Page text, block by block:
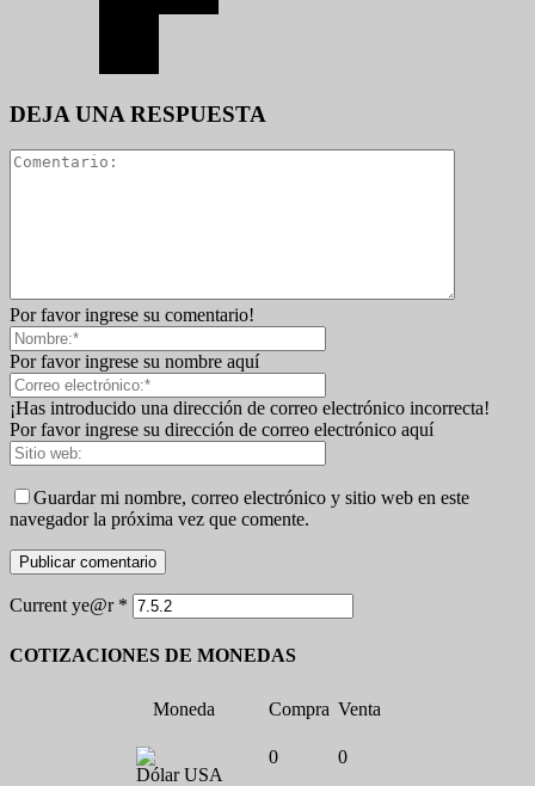
DEJA UNA RESPUESTA
Por favor ingrese su comentario!
Por favor ingrese su nombre aquí
¡Has introducido una dirección de correo electrónico incorrecta!
Por favor ingrese su dirección de correo electrónico aquí
Guardar mi nombre, correo electrónico y sitio web en este
navegador la próxima vez que comente.
Current ye@r *
COTIZACIONES DE MONEDAS
Moneda Compra Venta
Dólar USA
0 0